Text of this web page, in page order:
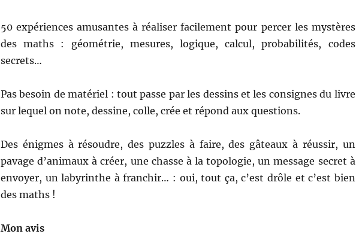
50 expériences amusantes à réaliser facilement pour percer les mystères
des maths : géométrie, mesures, logique, calcul, probabilités, codes
secrets…
Pas besoin de matériel : tout passe par les dessins et les consignes du livre
sur lequel on note, dessine, colle, crée et répond aux questions.
Des énigmes à résoudre, des puzzles à faire, des gâteaux à réussir, un
pavage d’animaux à créer, une chasse à la topologie, un message secret à
envoyer, un labyrinthe à franchir… : oui, tout ça, c’est drôle et c’est bien
des maths !
Mon avis